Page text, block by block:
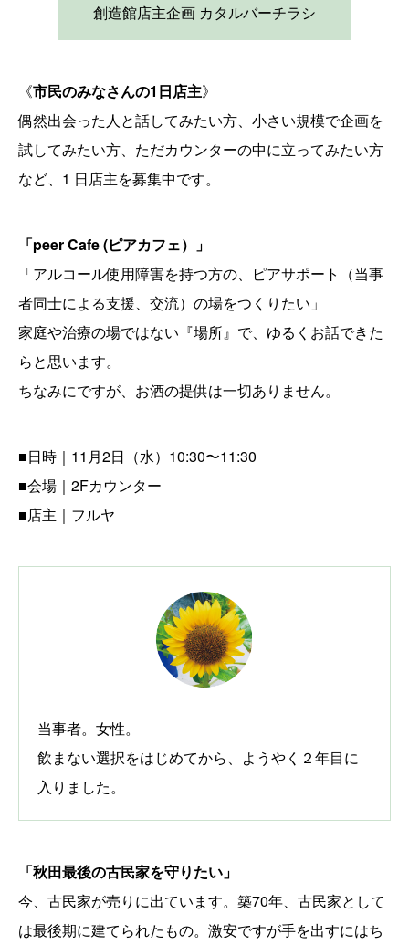
創造館店主企画 カタルバーチラシ
《市民のみなさんの1日店主》
偶然出会った人と話してみたい方、小さい規模で企画を
試してみたい方、ただカウンターの中に立ってみたい方
など、1 日店主を募集中です。
「peer Cafe (ピアカフェ）
」
「アルコール使用障害を持つ方の、ピアサポート（当事
者同士による支援、交流）の場をつくりたい」
家庭や治療の場ではない『場所』で、ゆるくお話できた
らと思います。
ちなみにですが、お酒の提供は一切ありません。
■日時｜11月2日（水）10:30〜11:30
■会場｜2Fカウンター
■店主｜フルヤ
当事者。女性。
飲まない選択をはじめてから、ようやく２年目に
入りました。
「秋田最後の古民家を守りたい」
今、古民家が売りに出ています。築70年、古民家として
は最後期に建てられたもの。激安ですが手を出すにはち